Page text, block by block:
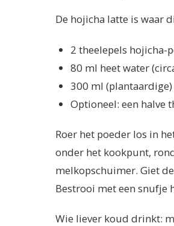
De hojicha latte is waar
2 theelepels hojicha-
80 ml heet water
300 ml
Optioneel: een halve
Roer het poeder los in
onder het kookpunt,
melkopschuimer. Giet
Bestrooi met een snufje
Wie liever koud drinkt: